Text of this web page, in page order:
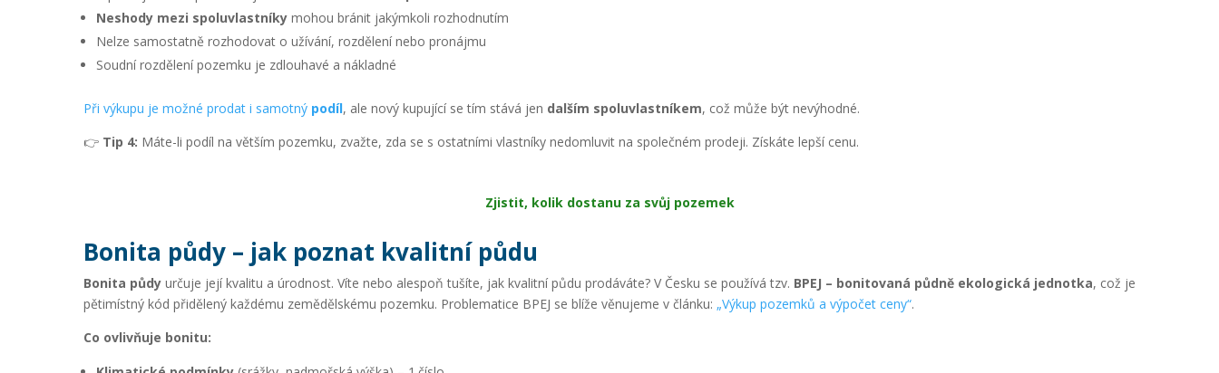
Neshody mezi spoluvlastníky mohou bránit jakýmkoli rozhodnutím
Nelze samostatně rozhodovat o užívání, rozdělení nebo pronájmu
Soudní rozdělení pozemku je zdlouhavé a nákladné
Při výkupu je možné prodat i samotný podíl, ale nový kupující se tím stává jen dalším spoluvlastníkem, což může být nevýhodné.
👉 Tip 4: Máte-li podíl na větším pozemku, zvažte, zda se s ostatními vlastníky nedomluvit na společném prodeji. Získáte lepší cenu.
Zjistit, kolik dostanu za svůj pozemek
Bonita půdy – jak poznat kvalitní půdu
Bonita půdy určuje její kvalitu a úrodnost. Víte nebo alespoň tušíte, jak kvalitní půdu prodáváte? V Česku se používá tzv. BPEJ – bonitovaná půdně ekologická jednotka, což je
pětimístný kód přidělený každému zemědělskému pozemku. Problematice BPEJ se blíže věnujeme v článku: „Výkup pozemků a výpočet ceny“.
Co ovlivňuje bonitu: